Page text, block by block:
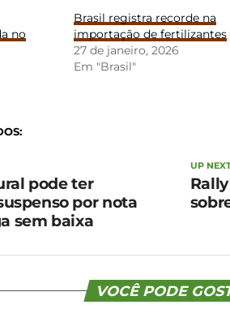
no
Brasil registra recorde na
importação de fertilizantes
27 de janeiro, 2026
Em "Brasil"
UP
pode ter
por nota
sem baixa
VOCÊ PODE